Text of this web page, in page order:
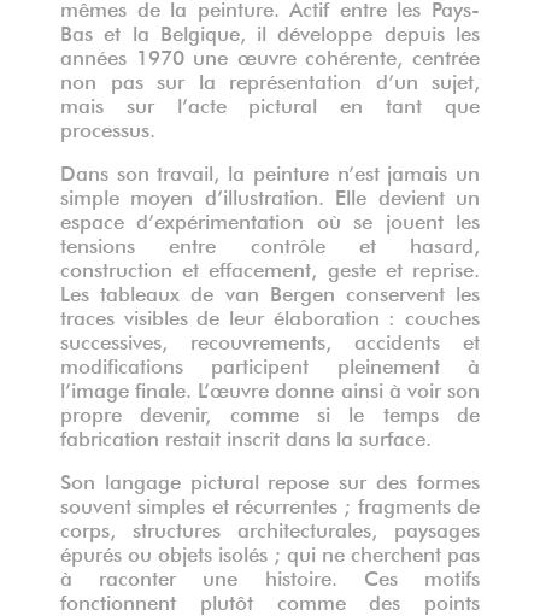
mêmes de la peinture. Actif entre les Pays-
Bas et la Belgique, il développe depuis les
années 1970 une œuvre cohérente, centrée
non pas sur la représentation d’un sujet,
mais sur l’acte pictural en tant que
processus.
Dans son travail, la peinture n’est jamais un
simple moyen d’illustration. Elle devient un
espace d’expérimentation où se jouent les
tensions entre contrôle et hasard,
construction et effacement, geste et reprise.
Les tableaux de van Bergen conservent les
traces visibles de leur élaboration : couches
successives, recouvrements, accidents et
modifications participent pleinement à
l’image finale. L’œuvre donne ainsi à voir son
propre devenir, comme si le temps de
fabrication restait inscrit dans la surface.
Son langage pictural repose sur des formes
souvent simples et récurrentes ; fragments de
corps, structures architecturales, paysages
épurés ou objets isolés ; qui ne cherchent pas
à raconter une histoire. Ces motifs
fonctionnent plutôt comme des points